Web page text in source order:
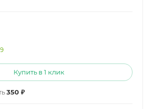
Купить в 1 клик
350 ₽